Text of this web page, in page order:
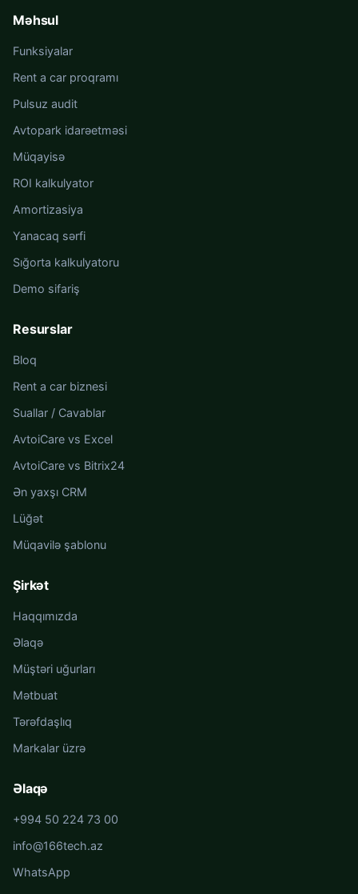
Məhsul
Funksiyalar
Rent a car proqramı
Pulsuz audit
Avtopark idarəetməsi
Müqayisə
ROI kalkulyator
Amortizasiya
Yanacaq sərfi
Sığorta kalkulyatoru
Demo sifariş
Resurslar
Bloq
Rent a car biznesi
Suallar / Cavablar
AvtoiCare vs Excel
AvtoiCare vs Bitrix24
Ən yaxşı CRM
Lüğət
Müqavilə şablonu
Şirkət
Haqqımızda
Əlaqə
Müştəri uğurları
Mətbuat
Tərəfdaşlıq
Markalar üzrə
Əlaqə
+994 50 224 73 00
info@166tech.az
WhatsApp